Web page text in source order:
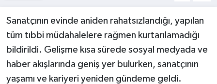
Sanatçının evinde aniden rahatsızlandığı, yapılan
tüm tıbbi müdahalelere rağmen kurtarılamadığı
bildirildi. Gelişme kısa sürede sosyal medyada ve
haber akışlarında geniş yer bulurken, sanatçının
yaşamı ve kariyeri yeniden gündeme geldi.